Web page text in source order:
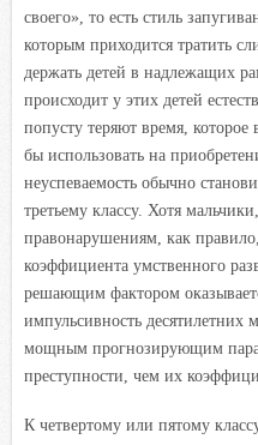
своего», то есть стиль
которым приходится тратить
держать детей в надлежащих
происходит у этих детей
попусту теряют время,
бы использовать на
неуспеваемость обычно
третьему классу. Хотя
правонарушениям, как
коэффициента умственного
решающим фактором
импульсивность десятилетних
мощным прогнозирующим
преступности, чем их
К четвертому или пятому